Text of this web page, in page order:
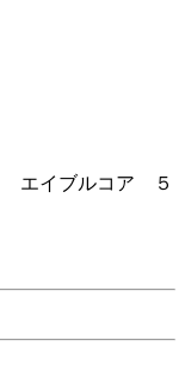
エイブルコア ５